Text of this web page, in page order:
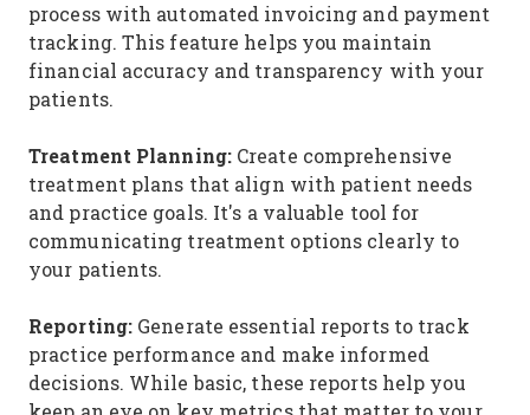
process with automated invoicing and payment
tracking. This feature helps you maintain
financial accuracy and transparency with your
patients.
Treatment Planning:Create comprehensive
treatment plans that align with patient needs
and practice goals. It's a valuable tool for
communicating treatment options clearly to
your patients.
Reporting: Generate essential reports to track
practice performance and make informed
decisions. While basic, these reports help you